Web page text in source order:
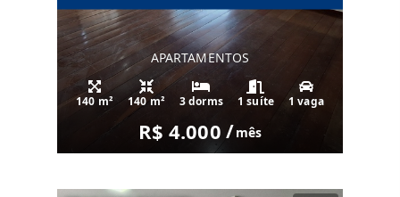
APARTAMENTOS
140 m² 140 m² 3 dorms 1 suíte 1 vaga
R$ 4.000 /mês